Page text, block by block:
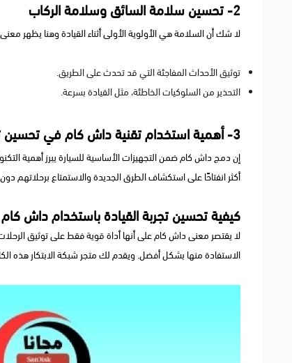
2- تحسين سلامة السائق وسلامة الركاب
لا شك أن السلامة هي الأولوية الأولى أثناء القيادة وهنا يظهر
توثيق الأحداث المفاجئة التي قد تحدث على الطريق.
التحذير من السلوكيات الخاطئة، مثل القيادة بسرعة.
3- أهمية استخدام تقنية داش كام في تحسين تجربة القيادة
إن دمج داش كام ضمن التجهيزات الأساسية للسيارة يبرز أهمية
أكثر انفتاحًا على استكشاف الطرق الجديدة والاستمتاع
كيفية تحسين تجربة القيادة باستخدام داش كام
لا يقتصر معنى داش كام على أنها أداة قوية فقط على توثيق
الاستفادة منها بشكل أفضل. ويقدم لك متجر شبكة الابتكار هذه